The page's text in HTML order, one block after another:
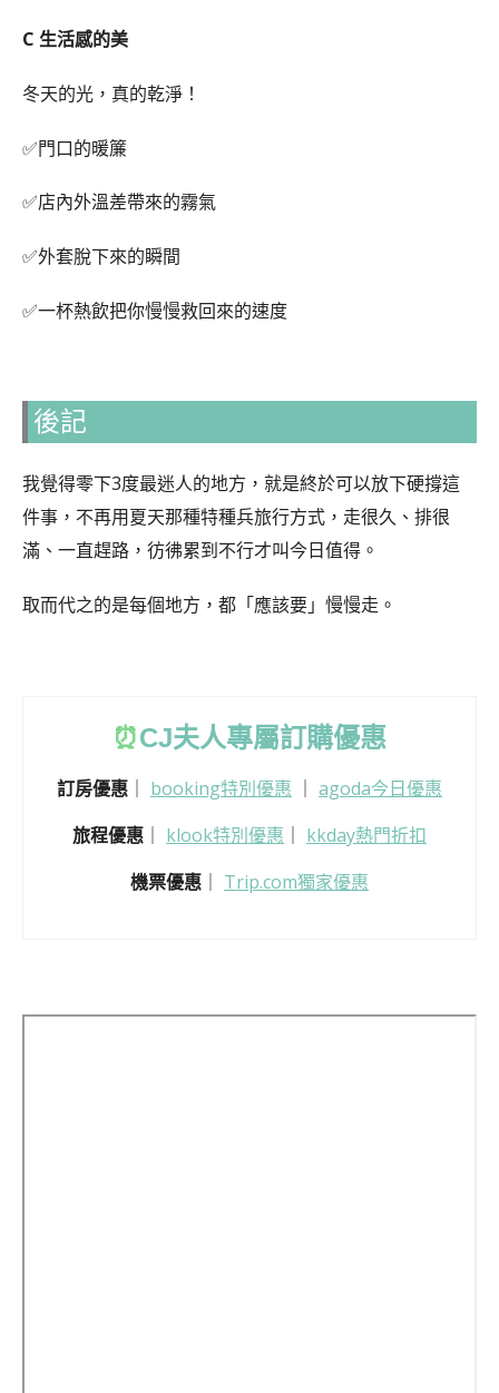
C 生活感的美
冬天的光，真的乾淨！
✅門口的暖簾
✅店內外溫差帶來的霧氣
✅外套脫下來的瞬間
✅一杯熱飲把你慢慢救回來的速度
後記
我覺得零下3度最迷人的地方，就是終於可以放下硬撐這
件事，不再用夏天那種特種兵旅行方式，走很久、排很
滿、一直趕路，彷彿累到不行才叫今日值得。
取而代之的是每個地方，都「應該要」慢慢走。
⏰CJ夫人專屬訂購優惠
訂房優惠 booking特別優惠
agoda今日優惠
旅程優惠
klook特別優惠
kkday熱門折扣
機票優惠
Trip.com獨家優惠